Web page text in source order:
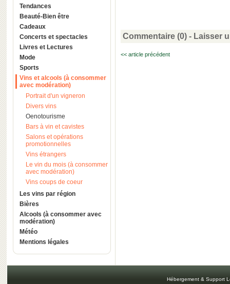
Tendances
Beauté-Bien être
Cadeaux
Concerts et spectacles
Livres et Lectures
Mode
Sports
Vins et alcools (à consommer
avec modération)
Portrait d'un vigneron
Divers vins
Oenotourisme
Bars à vin et cavistes
Salons et opérations
promotionnelles
Vins étrangers
Le vin du mois (à consommer
avec modération)
Vins coups de coeur
Les vins par région
Bières
Alcools (à consommer avec
modération)
Météo
Mentions légales
Commentaire (0) - Laisser
<< article précédent
Hébergement & Support